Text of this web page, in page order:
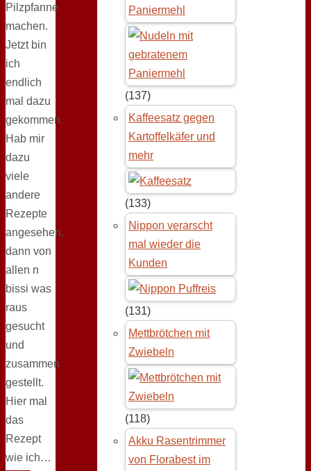
Pilzpfanne
machen.
Jetzt bin
ich
endlich
mal dazu
gekommen.
Hab mir
dazu
viele
andere
Rezepte
angesehen,
dann von
allen n
bissi was
raus
gesucht
und
zusammen
gestellt.
Hier mal
das
Rezept
wie ich…
Paniermehl
(137)
Kaffeesatz gegen
Kartoffelkäfer und
mehr
(133)
Nippon verarscht
mal wieder die
Kunden
(131)
Mettbrötchen mit
Zwiebeln
(118)
Akku Rasentrimmer
von Florabest im